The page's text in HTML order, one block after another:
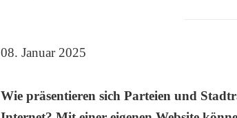
08. Januar 2025
Wie präsentieren sich Parteien und